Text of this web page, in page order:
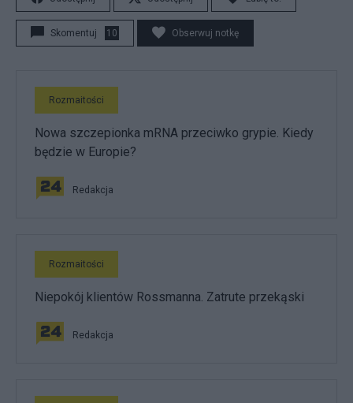
Skomentuj 10 Obserwuj notkę
Rozmaitości
Nowa szczepionka mRNA przeciwko grypie. Kiedy
będzie w Europie?
Redakcja
Rozmaitości
Niepokój klientów Rossmanna. Zatrute przekąski
Redakcja